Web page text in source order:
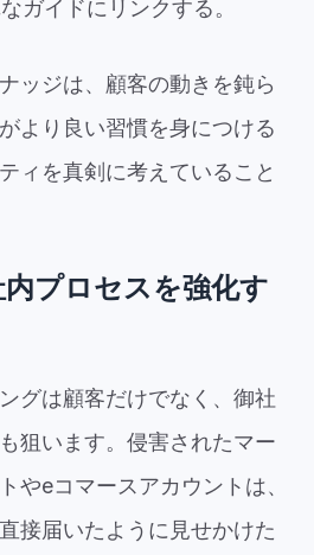
ガイドにリンクする。
ッジは、顧客の動きを鈍ら
より良い習慣を身につける
ィを真剣に考えていること
プロセスを強化す
グは顧客だけでなく、御社
狙います。侵害されたマー
やeコマースアカウントは、
接届いたように見せかけた